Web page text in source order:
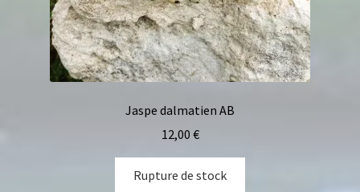
Jaspe dalmatien AB
12,00 €
Rupture de stock